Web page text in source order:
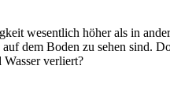
wesentlich höher als in
dem Boden zu sehen sind.
verliert?